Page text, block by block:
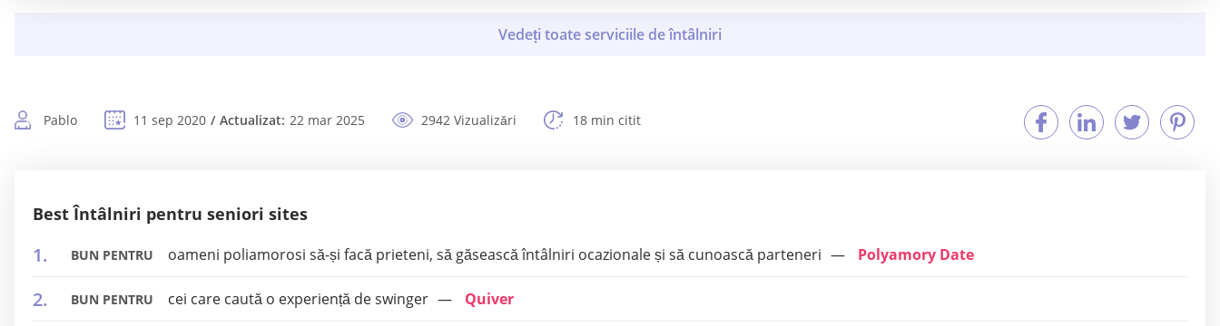
Pablo 11 sep 2020 Actualizat: 22 mar 2025 2942 Vizualizări 18 min citit
Best Întâlniri pentru seniori sites
BUN PENTRU oameni poliamorosi să-și facă prieteni, să găsească întâlniri ocazionale și să cunoască parteneri Polyamory Date
BUN PENTRU cei care caută o experiență de swinger Quiver